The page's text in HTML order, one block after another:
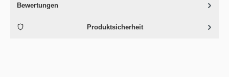
Bewertungen
Produktsicherheit